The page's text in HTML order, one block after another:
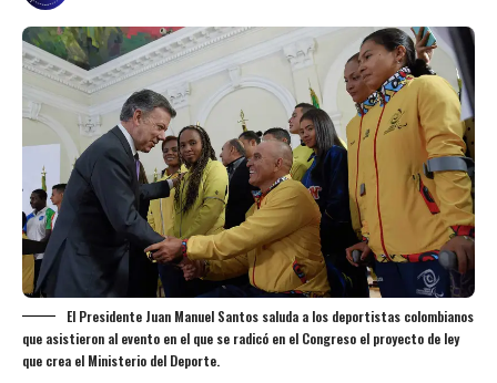
El Presidente Juan Manuel Santos saluda a los deportistas colombianos
que asistieron al evento en el que se radicó en el Congreso el proyecto de ley
que crea el Ministerio del Deporte.